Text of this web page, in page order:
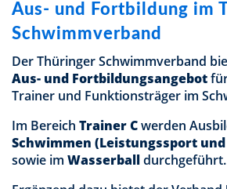
Aus- und Fortbildung im
Schwimmverband
Der Thüringer Schwimmverband
Aus- und Fortbildungsangebot
Trainer und Funktionsträger im
Im Bereich Trainer Cwerden
Schwimmen (Leistungssport
sowie im Wasserballdurchgeführt.